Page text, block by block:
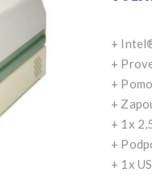
+
+
+
+
+ 1x
+
+ 1x